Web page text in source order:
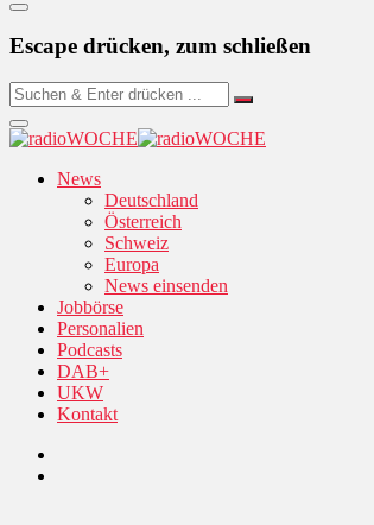
Escape drücken, zum schließen
News
Deutschland
Österreich
Schweiz
Europa
News einsenden
Jobbörse
Personalien
Podcasts
DAB+
UKW
Kontakt